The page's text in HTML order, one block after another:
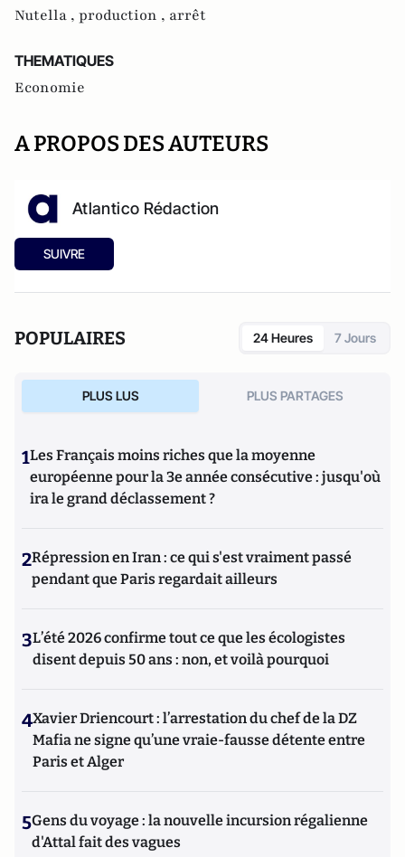
Nutella , production , arrêt
THEMATIQUES
Economie
A PROPOS DES AUTEURS
Atlantico Rédaction
SUIVRE
POPULAIRES 24 Heures 7 Jours
PLUS LUS PLUS PARTAGES
1Les Français moins riches que la moyenne
européenne pour la 3e année consécutive : jusqu'où
ira le grand déclassement ?
2Répression en Iran : ce qui s'est vraiment passé
pendant que Paris regardait ailleurs
3L’été 2026 confirme tout ce que les écologistes
disent depuis 50 ans : non, et voilà pourquoi
4Xavier Driencourt : l’arrestation du chef de la DZ
Mafia ne signe qu’une vraie-fausse détente entre
Paris et Alger
5Gens du voyage : la nouvelle incursion régalienne
d'Attal fait des vagues